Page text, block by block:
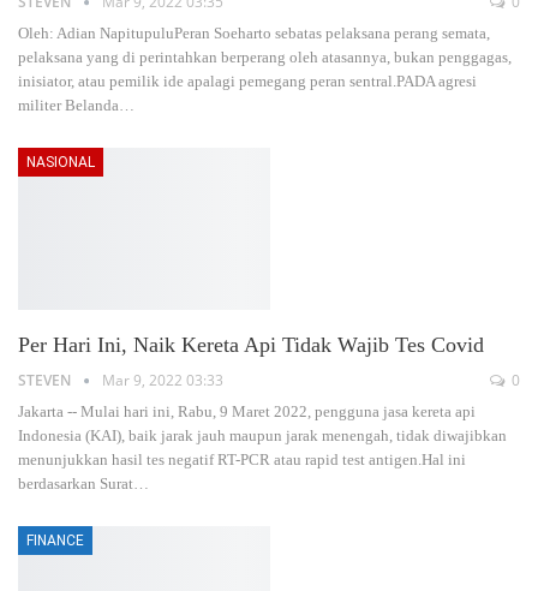
Oleh: Adian NapitupuluPeran Soeharto sebatas pelaksana perang semata,
pelaksana yang di perintahkan berperang oleh atasannya, bukan penggagas,
inisiator, atau pemilik ide apalagi pemegang peran sentral.PADA agresi
militer Belanda…
NASIONAL
Per Hari Ini, Naik Kereta Api Tidak Wajib Tes Covid
STEVEN Mar 9, 2022 03:33 0
Jakarta -- Mulai hari ini, Rabu, 9 Maret 2022, pengguna jasa kereta api
Indonesia (KAI), baik jarak jauh maupun jarak menengah, tidak diwajibkan
menunjukkan hasil tes negatif RT-PCR atau rapid test antigen.Hal ini
berdasarkan Surat…
FINANCE